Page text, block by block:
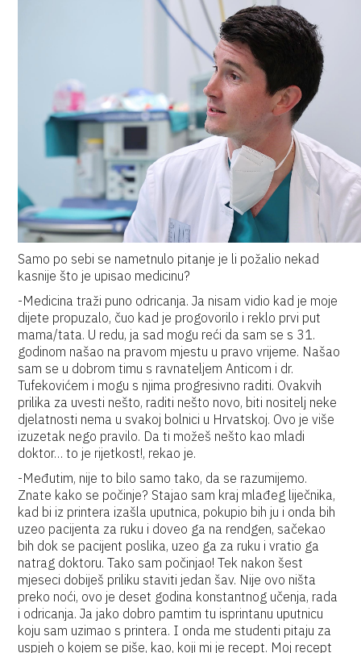
Samo po sebi se nametnulo pitanje je li požalio nekad
kasnije što je upisao medicinu?
-Medicina traži puno odricanja. Ja nisam vidio kad je moje
dijete propuzalo, čuo kad je progovorilo i reklo prvi put
mama/tata. U redu, ja sad mogu reći da sam se s 31.
godinom našao na pravom mjestu u pravo vrijeme. Našao
sam se u dobrom timu s ravnateljem Anticom i dr.
Tufekovićem i mogu s njima progresivno raditi. Ovakvih
prilika za uvesti nešto, raditi nešto novo, biti nositelj neke
djelatnosti nema u svakoj bolnici u Hrvatskoj. Ovo je više
izuzetak nego pravilo. Da ti možeš nešto kao mladi
doktor… to je rijetkost!, rekao je.
-Međutim, nije to bilo samo tako, da se razumijemo.
Znate kako se počinje? Stajao sam kraj mlađeg liječnika,
kad bi iz printera izašla uputnica, pokupio bih ju i onda bih
uzeo pacijenta za ruku i doveo ga na rendgen, sačekao
bih dok se pacijent poslika, uzeo ga za ruku i vratio ga
natrag doktoru. Tako sam počinjao! Tek nakon šest
mjeseci dobiješ priliku staviti jedan šav. Nije ovo ništa
preko noći, ovo je deset godina konstantnog učenja, rada
i odricanja. Ja jako dobro pamtim tu isprintanu uputnicu
koju sam uzimao s printera. I onda me studenti pitaju za
uspjeh o kojem se piše, kao, koji mi je recept. Moj recept